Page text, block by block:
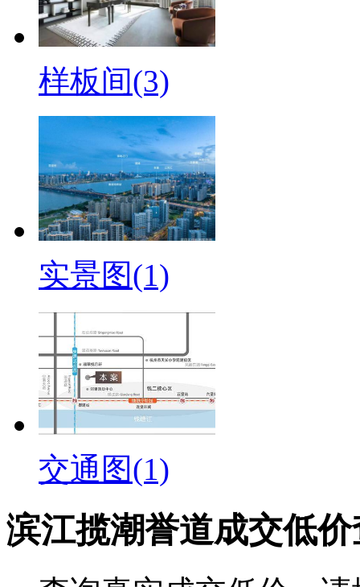
样板间(3)
实景图(1)
交通图(1)
滨江揽潮誉道成交低